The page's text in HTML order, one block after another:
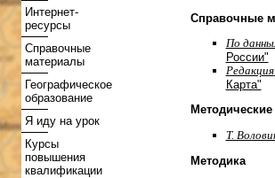
Интернет-
ресурсы
Справочные
материалы
Географическое
образование
Я иду на урок
Курсы
повышения
квалификации
Справочные
По
России"
Редакция
Карта"
Т.
Методика